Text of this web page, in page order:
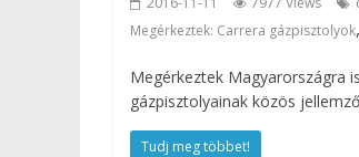
Megérkeztek: Carrera gázpisztolyok,
Megérkeztek Magyarországra
gázpisztolyainak közös
Tudj meg többet!